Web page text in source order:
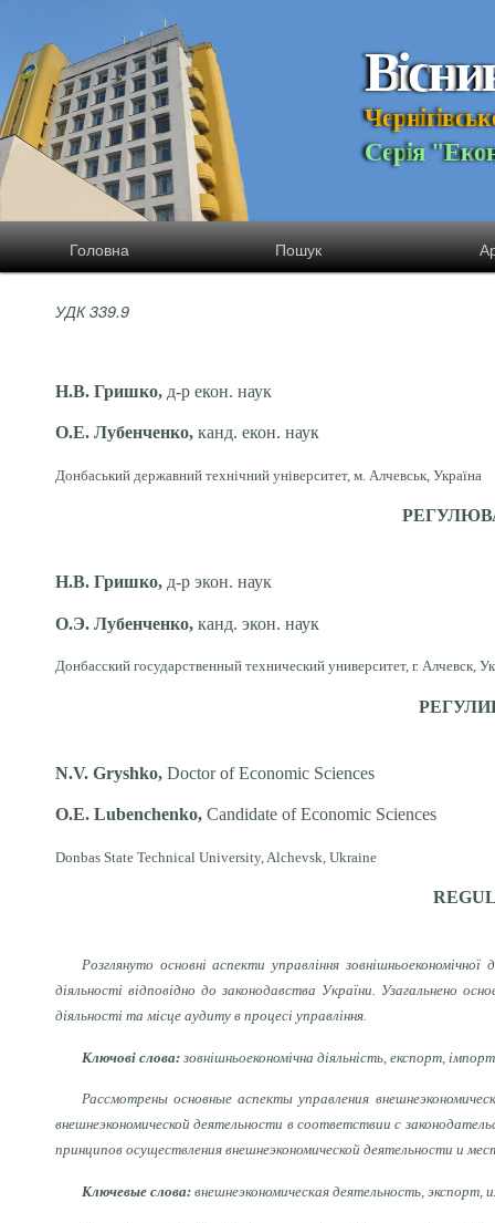
Вісни
Чернігівськ
Серія "Еко
Головна Пошук
УДК 339.9
Н.В. Гришко, д-р екон. наук
О.Е. Лубенченко, канд. екон. наук
Донбаський державний технічний університет, м. Алчевськ, Україна
Н.В. Гришко, д-р экон. наук
О.Э. Лубенченко, канд. экон. наук
Донбасский государственный технический университет, г. Алчевск,
N.V. Grуshko, Doctor of Economic Sciences
O.E. Lubenchenko, Candidate of Economic Sciences
Donbas State Technical University, Alchevsk, Ukraine
Розглянуто основні аспекти управління
діяльності відповідно до законодавства України. Узагальнено
діяльності та місце аудиту в процесі управління.
Ключові слова:зовнішньоекономічна діяльність, експорт,
Рассмотрены основные аспекты управления
внешнеэкономической деятельности в соответствии с
принципов осуществления внешнеэкономической деятельности и
Ключевые слова:внешнеэкономическая деятельность,